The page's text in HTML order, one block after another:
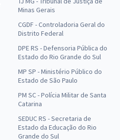
Minas Gerais
CGDF - Controladoria Geral do
Distrito Federal
DPE RS - Defensoria Pública do
Estado do Rio Grande do Sul
MP SP - Ministério Público do
Estado de São Paulo
PM SC - Polícia Militar de Santa
Catarina
SEDUC RS - Secretaria de
Estado da Educação do Rio
Grande do Sul